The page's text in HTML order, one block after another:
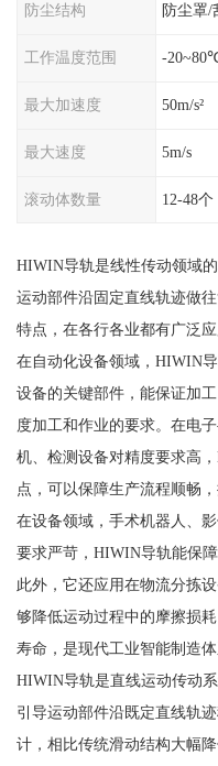
防尘结构 防尘罩/
工作温度范围 -
最大加速度 50m/s²
最大速度 5m/s
滚动体数量 12-48个
HIWIN导轨是线性传动领域
运动部件沿固定直线轨迹做
特点，在各行各业都有广泛应
在自动化设备领域，HIWIN
设备的关键部件，能保证加
度加工和作业的要求。在电
机、检测设备对精度要求高
点，可以保障生产流程顺畅，
在设备领域，手术机器人、
要求严苛，HIWIN导轨能保
此外，它还应用在物流分拣
够降低运动过程中的摩擦损
寿命，是现代工业智能制造体
HIWIN导轨是直线运动传动
引导运动部件沿既定直线轨
计，相比传统滑动结构大幅